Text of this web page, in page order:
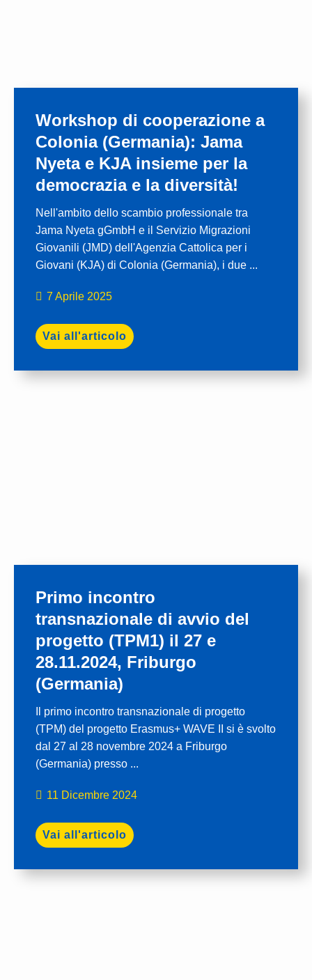
Workshop di cooperazione a
Colonia (Germania): Jama
Nyeta e KJA insieme per la
democrazia e la diversità!
Nell'ambito dello scambio professionale tra
Jama Nyeta gGmbH e il Servizio Migrazioni
Giovanili (JMD) dell'Agenzia Cattolica per i
Giovani (KJA) di Colonia (Germania), i due ...
7 Aprile 2025
Vai all'articolo
Primo incontro
transnazionale di avvio del
progetto (TPM1) il 27 e
28.11.2024, Friburgo
(Germania)
Il primo incontro transnazionale di progetto
(TPM) del progetto Erasmus+ WAVE II si è svolto
dal 27 al 28 novembre 2024 a Friburgo
(Germania) presso ...
11 Dicembre 2024
Vai all'articolo